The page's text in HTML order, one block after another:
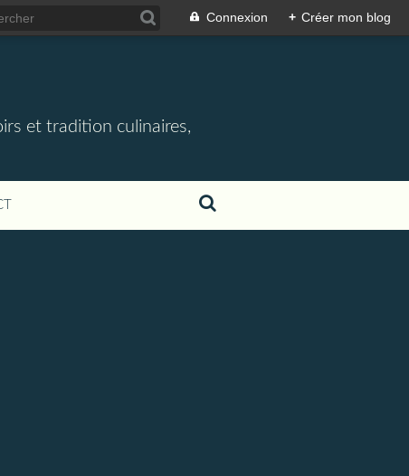
Connexion + Créer mon blog
et tradition culinaires,